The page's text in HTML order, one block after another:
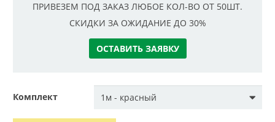
ПРИВЕЗЕМ ПОД ЗАКАЗ ЛЮБОЕ КОЛ-ВО ОТ 50ШТ.
СКИДКИ ЗА ОЖИДАНИЕ ДО 30%
ОСТАВИТЬ ЗАЯВКУ
Комплект